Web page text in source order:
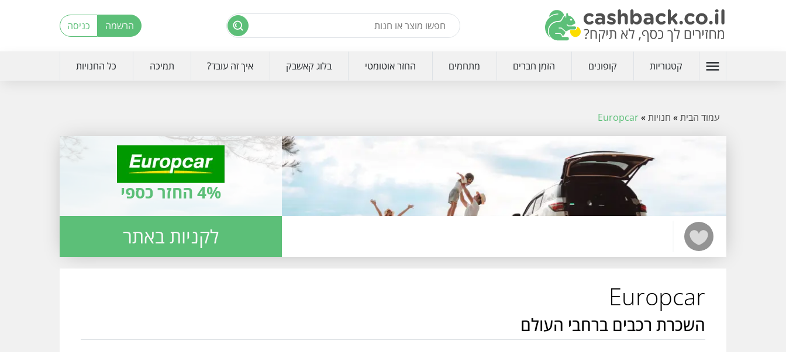
הרשמה כניסה
menu קטגוריות קופונים הזמן חברים מתחמים החזר אוטומטי בלוג קאשבק איך זה עובד? תמיכה כל החנויות
עמוד הבית» חנויות»
Europcar
4% החזר כספי
לקניות באתר
Europcar
השכרת רכבים ברחבי העולם